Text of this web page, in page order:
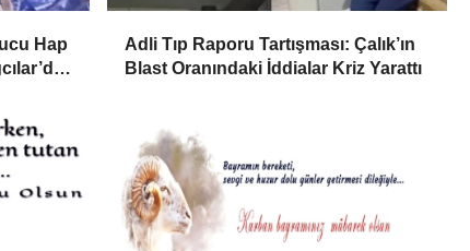
Hap
Adli Tıp Raporu Tartışması: Çalık’ın
Blast Oranındaki İddialar Kriz Yarattı